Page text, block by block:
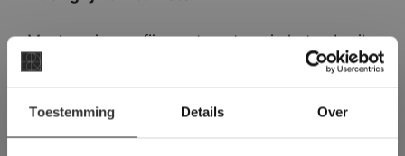
Toestemming Details Over
Mustang is een fijne natuursteen in het gebruik,
maar deze natuursteen heeft bijzondere
grote rol kunnen spelen in de uiteindelijke
Deze website maakt
gebruik van cookies.